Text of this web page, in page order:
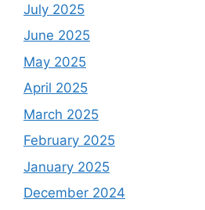
July 2025
June 2025
May 2025
April 2025
March 2025
February 2025
January 2025
December 2024